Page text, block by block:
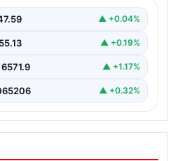
▲ +0.04%
55.13 ▲ +0.19%
6571.9 ▲ +1.17%
▲ +0.32%